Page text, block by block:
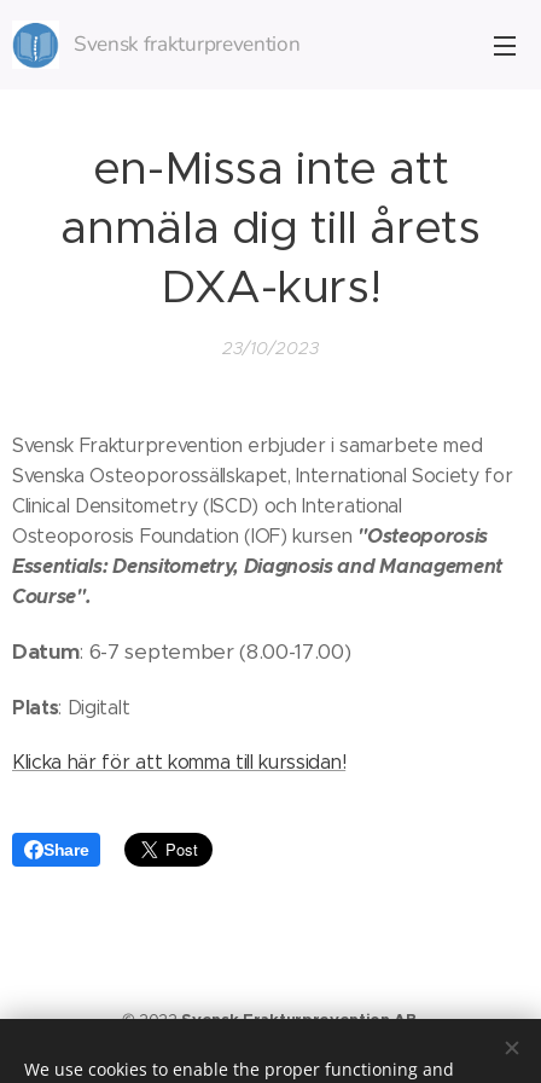
Svensk frakturprevention
en-Missa inte att
anmäla dig till årets
DXA-kurs!
23/10/2023
Svensk Frakturprevention erbjuder i samarbete med
Svenska Osteoporossällskapet, International Society for
Clinical Densitometry (ISCD) och Interational
Osteoporosis Foundation (IOF) kursen "Osteoporosis
Essentials: Densitometry, Diagnosis and Management
Course".
Datum: 6-7 september (8.00-17.00)
Plats: Digitalt
Klicka här för att komma till kurssidan!
Share
© 2022Svensk Frakturprevention AB,
Organisationsnummer: 559412-0635, alla rättigheter reserverade
info@svenskfrakturprevention.se
We use cookies to enable the proper functioning and